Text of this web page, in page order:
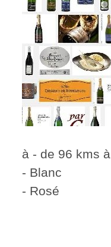
à - de 96 kms à
- Blanc
- Rosé